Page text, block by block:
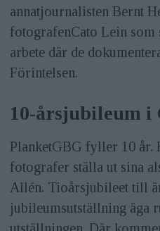
annatjournalisten Bernt
fotografenCato Lein som
arbete där de
Förintelsen.
10-årsjubileum i
PlanketGBG fyller 10 år.
fotografer ställa ut sina
Allén. Tioårsjubileet till
jubileumsutställning äga